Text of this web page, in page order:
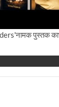
पुस्तक